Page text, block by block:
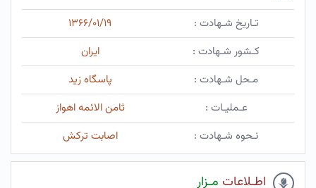
تـاریخ شـهادت :
۱۳۶۶/۰۱/۱۹
کـشور شـهادت :
ایران
مـحل شـهادت :
پاسگاه زید
عـملیـات :
ثامن الائمه اهواز
نـحوه شـهادت :
اصابت ترکش
اطـلاعات مـزار